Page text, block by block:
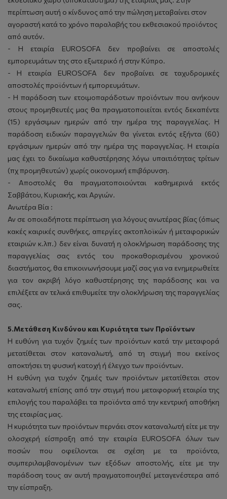
περίπτωση αυτή ο κίνδυνος από την πώληση μεταβαίνει στον
αγοραστή κατά το χρόνο παραλαβής του εκθεσιακού προϊόντος
από αυτόν.
- Η εταιρία EUROSOFA δεν προβαίνει σε αποστολές
εμπορευμάτων της στο εξωτερικό ή στην Κύπρο.
- Η εταιρία EUROSOFA δεν προβαίνει σε ταχυδρομικές
αποστολές προϊόντων ή εμπορευμάτων.
- Η παράδοση των ετοιμοπαράδοτων προϊόντων που ανήκουν
στους προμηθευτές μας θα πραγματοποιείται εντός δεκαπέντε
(15) εργάσιμων ημερών από την ημέρα της παραγγελίας. Η
παράδοση ειδικών παραγγελιών θα γίνεται εντός εξήντα (60)
εργάσιμων ημερών από την ημέρα της παραγγελίας. Η εταιρία
μας έχει το δικαίωμα καθυστέρησης λόγω υπαιτιότητας τρίτων
(πχ προμηθευτών) χωρίς οικονομική επιβάρυνση.
- Αποστολές θα πραγματοποιούνται καθημερινά εκτός
Σαββάτου, Κυριακής, και Αργιών.
Ανωτέρα Βία :
Αν σε οποιαδήποτε περίπτωση για λόγους ανωτέρας βίας (όπως
κακές καιρικές συνθήκες, απεργίες ακτοπλοϊκών ή μεταφορικών
εταιριών κ.λπ.) δεν είναι δυνατή η ολοκλήρωση παράδοσης της
παραγγελίας σας εντός του προκαθορισμένου χρονικού
διαστήματος, θα επικοινωνήσουμε μαζί σας για να ενημερωθείτε
για τον ακριβή λόγο καθυστέρησης της παράδοσης και να
επιλέξετε αν τελικά επιθυμείτε την ολοκλήρωση της παραγγελίας
σας.
5.Μετάθεση Κινδύνου και Κυριότητα των Προϊόντων
Η ευθύνη για τυχόν ζημιές των προϊόντων κατά την μεταφορά
μετατίθεται στον καταναλωτή, από τη στιγμή που εκείνος
αποκτήσει τη φυσική κατοχή ή έλεγχο των προϊόντων.
Η ευθύνη για τυχόν ζημιές των προϊόντων μετατίθεται στον
καταναλωτή επίσης από την στιγμή που μεταφορική εταιρία της
επιλογής του παραλάβει τα προϊόντα από την κεντρική αποθήκη
της εταιρίας μας.
Η κυριότητα των προϊόντων περνάει στον καταναλωτή είτε με την
ολοσχερή είσπραξη από την εταιρία EUROSOFA όλων των
ποσών που οφείλονται σε σχέση με τα προϊόντα,
συμπεριλαμβανομένων των εξόδων αποστολής, είτε με την
παράδοση τους αν αυτή πραγματοποιηθεί μεταγενέστερα από
την είσπραξη.